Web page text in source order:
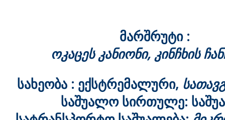
მარშრუტი :
ოკაცეს კანიონი, კინჩხის
სახეობა : ექსტრემალური,
საშუალო სირთულე: